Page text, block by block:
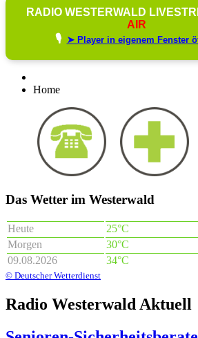
RADIO WESTERWALD
AIR
🎙️ ➤ Player in eigenem Fenster
Home
Das Wetter im Westerwald
Heute
25°C
Morgen
30°C
09.08.2026
34°C
© Deutscher Wetterdienst
Radio Westerwald Aktuell